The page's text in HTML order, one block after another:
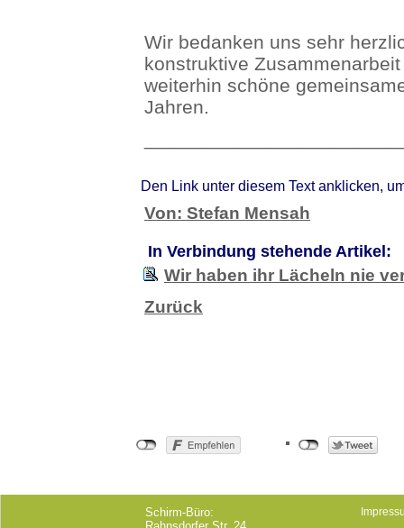
Wir bedanken uns sehr
konstruktive
weiterhin schöne
Jahren.
Den Link unter diesem Text anklicken,
Von: Stefan Mensah
In Verbindung stehende Artikel:
Wir haben ihr Lächeln nie
Zurück
Schirm-Büro: